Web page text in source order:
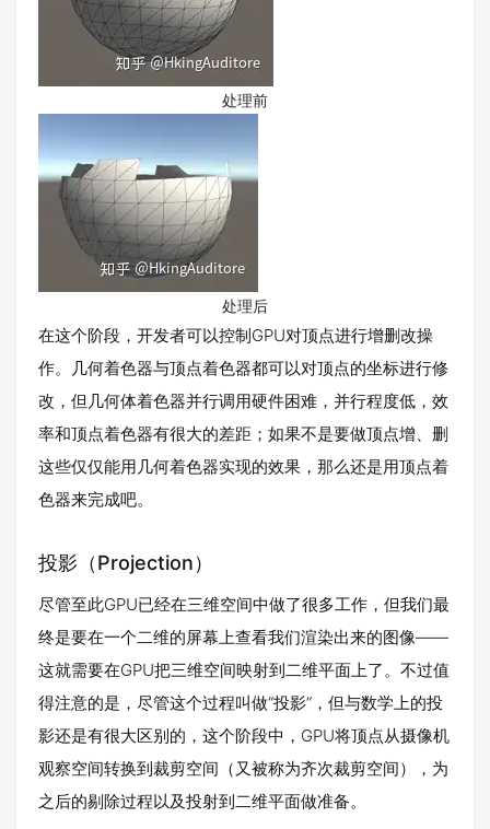
处理前
处理后
在这个阶段，开发者可以控制GPU对顶点进行增删改操
作。几何着色器与顶点着色器都可以对顶点的坐标进行修
改，但几何体着色器并行调用硬件困难，并行程度低，效
率和顶点着色器有很大的差距；如果不是要做顶点增、删
这些仅仅能用几何着色器实现的效果，那么还是用顶点着
色器来完成吧。
投影（Projection）
尽管至此GPU已经在三维空间中做了很多工作，但我们最
终是要在一个二维的屏幕上查看我们渲染出来的图像——
这就需要在GPU把三维空间映射到二维平面上了。不过值
得注意的是，尽管这个过程叫做“投影”，但与数学上的投
影还是有很大区别的，这个阶段中，GPU将顶点从摄像机
观察空间转换到裁剪空间（又被称为齐次裁剪空间），为
之后的剔除过程以及投射到二维平面做准备。